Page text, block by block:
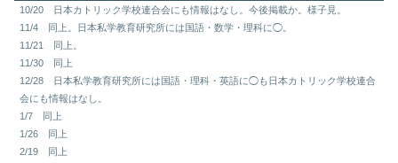
10/20 日本カトリック学校連合会にも情報はなし。今後掲載か。様子見。
11/4 同上。日本私学教育研究所には国語・数学・理科に◯。
11/21 同上。
11/30 同上
12/28 日本私学教育研究所には国語・理科・英語に◯も日本カトリック学校連合
会にも情報はなし。
1/7 同上
1/26 同上
2/19 同上